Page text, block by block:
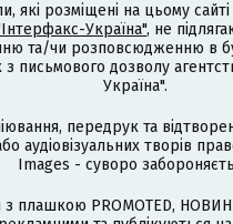
які розміщені на цьому
Україна", не
та/чи розповсюдженню в
з письмового дозволу
Україна".
передрук та
аудіовізуальних творів
Images - суворо
з плашкою PROMOTED,